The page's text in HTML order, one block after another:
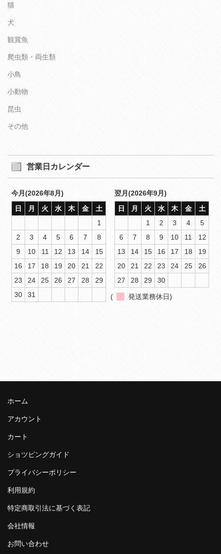
猫
犬
観賞魚
爬虫類・両生類
小鳥
小動物
昆虫
その他
営業日カレンダー
今月(2026年8月)
日
月 火 水 木 金
土
1
2
3 4 5 6 7
8
9
10 11 12 13 14
15
16
17 18 19 20 21
22
23
24 25 26 27 28
29
30
31
翌月(2026年9月)
日
月 火 水 木 金
土
1
2 3 4
5
6
7 8 9 10 11
12
13
14 15 16 17 18
19
20
21 22 23 24 25
26
27
28 29 30
( 発送業務休日)
ホーム
アカウント
カート
ショツピングガイド
プライバシーポリシー
利用規約
特定商取引法に基づく表記
会社情報
お問い合わせ